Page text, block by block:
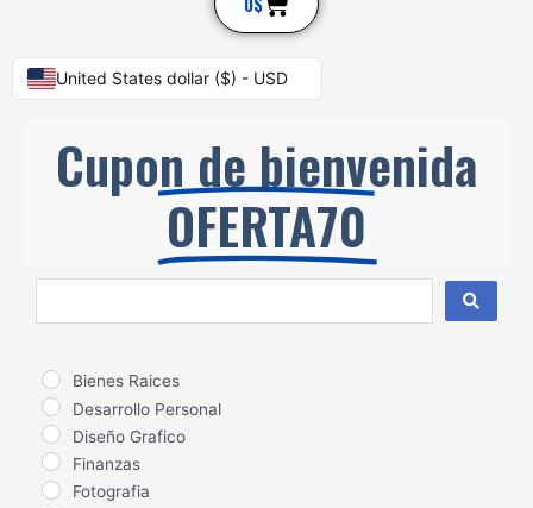
United States dollar ($) - USD
Cupon de bienvenida
OFERTA70
Bienes Raices
Desarrollo Personal
Diseño Grafico
Finanzas
Fotografia